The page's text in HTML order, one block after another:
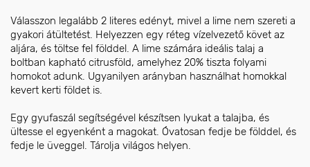
Válasszon legalább 2 literes edényt, mivel a lime nem szereti a
gyakori átültetést. Helyezzen egy réteg vízelvezető követ az
aljára, és töltse fel földdel. A lime számára ideális talaj a
boltban kapható citrusföld, amelyhez 20% tiszta folyami
homokot adunk. Ugyanilyen arányban használhat homokkal
kevert kerti földet is.
Egy gyufaszál segítségével készítsen lyukat a talajba, és
ültesse el egyenként a magokat. Óvatosan fedje be földdel, és
fedje le üveggel. Tárolja világos helyen.